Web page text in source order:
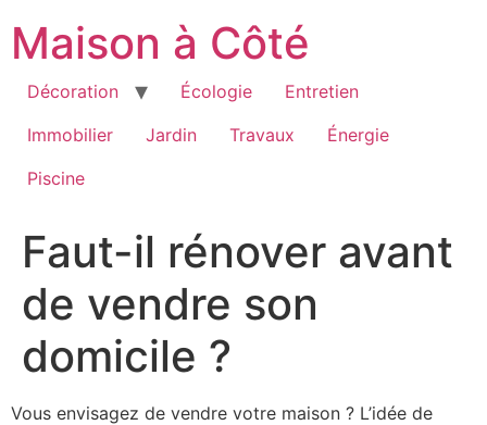
contenu
Maison à Côté
Décoration Écologie
Entretien
Immobilier
Jardin Travaux
Énergie
Piscine
Faut-il rénover avant
de vendre son
domicile ?
Vous envisagez de vendre votre maison ? L’idée de